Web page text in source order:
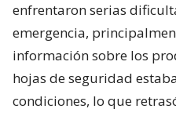
enfrentaron serias
emergencia,
información sobre los
hojas de seguridad
condiciones, lo que